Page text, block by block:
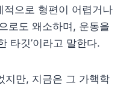
으로 형편이 어렵거나
로도 왜소하며, 운동을
타깃’이라고 말한다.
지만, 지금은 그 가핵학